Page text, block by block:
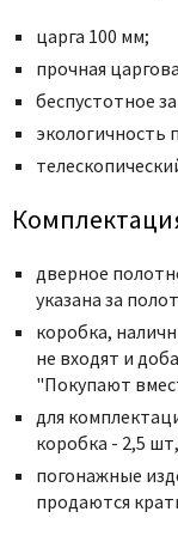
царга 100 мм;
прочная
беcпустотное
экологичность
дверное
указана за
коробка,
не входят и
"Покупают
для
коробка - 2,5
погонажные
продаются